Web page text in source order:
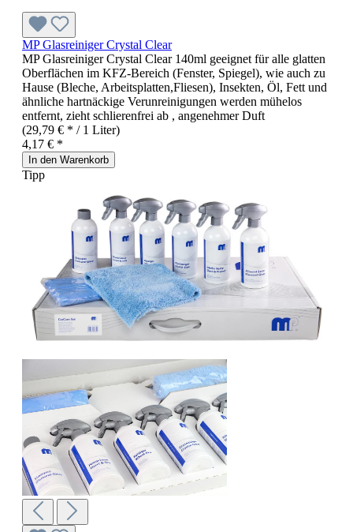
MP Glasreiniger Crystal Clear
MP Glasreiniger Crystal Clear 140ml geeignet für alle glatten
Oberflächen im KFZ-Bereich (Fenster, Spiegel), wie auch zu
Hause (Bleche, Arbeitsplatten,Fliesen), Insekten, Öl, Fett und
ähnliche hartnäckige Verunreinigungen werden mühelos
entfernt, zieht schlierenfrei ab , angenehmer Duft
(29,79 € * / 1 Liter)
4,17 € *
In den Warenkorb
Tipp